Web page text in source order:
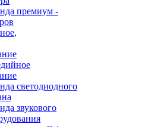
премиум -
светодиодного
звукового